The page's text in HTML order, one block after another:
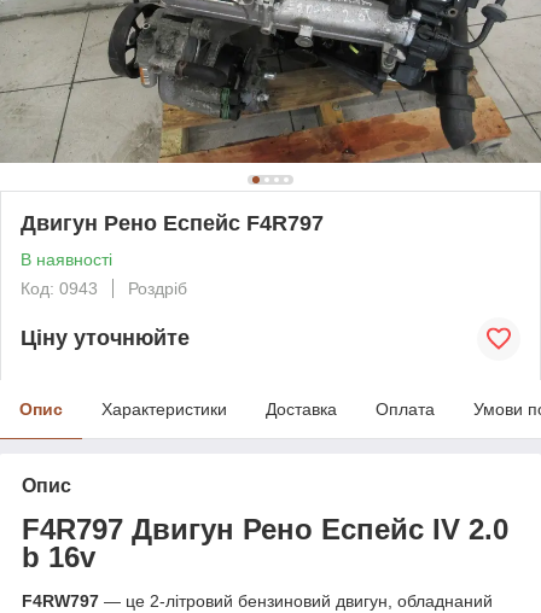
Двигун Рено Еспейс F4R797
В наявності
Код: 0943
Роздріб
Ціну уточнюйте
Опис Характеристики Доставка Оплата Умови
Опис
F4R797 Двигун Рено Еспейс IV 2.0
b 16v
F4RW797 — це 2-літровий бензиновий двигун, обладнаний